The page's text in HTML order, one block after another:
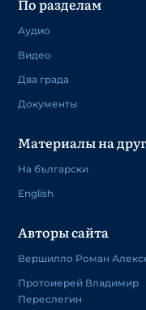
По разделам
Аудио
Видео
Два града
Документы
Материалы на
На български
English
Авторы сайта
Вершилло Роман
Протоиерей Владимир
Переслегин